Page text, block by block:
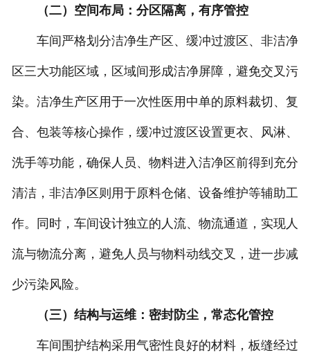
（二）空间布局：分区隔离，有序管控
车间严格划分洁净生产区、缓冲过渡区、非洁净
区三大功能区域，区域间形成洁净屏障，避免交叉污
染。洁净生产区用于一次性医用中单的原料裁切、复
合、包装等核心操作，缓冲过渡区设置更衣、风淋、
洗手等功能，确保人员、物料进入洁净区前得到充分
清洁，非洁净区则用于原料仓储、设备维护等辅助工
作。同时，车间设计独立的人流、物流通道，实现人
流与物流分离，避免人员与物料动线交叉，进一步减
少污染风险。
（三）结构与运维：密封防尘，常态化管控
车间围护结构采用气密性良好的材料，板缝经过